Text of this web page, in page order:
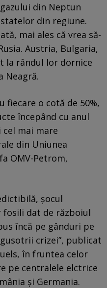
din Neptun
din regiune.
mai ales că vrea să-
Austria, Bulgaria,
la rândul lor dornice
Neagră.
fiecare o cotă de 50%,
începând cu anul
cel mai mare
din Uniunea
OMV-Petrom,
șocul
dat de războiul
încă pe gânduri pe
crizei”, publicat
în fruntea celor
pe centralele elctrice
și Germania.